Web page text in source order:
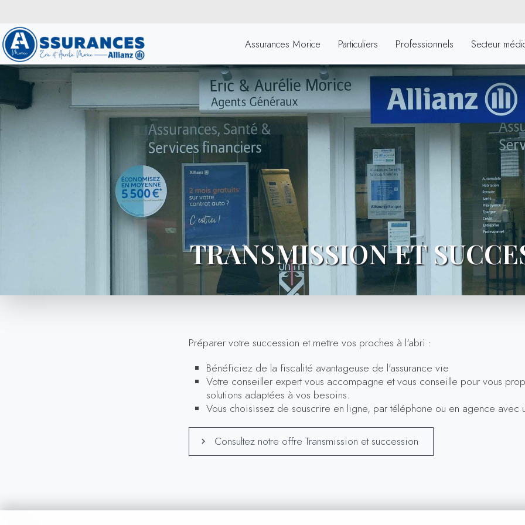
Assurances Morice Particuliers Professionnels Secteur
TRANSMISSION ET
Préparer votre succession et mettre vos proches à l'abri :
Bénéficiez de la fiscalité avantageuse de l'assurance vie
Votre conseiller expert vous accompagne et vous conseille pour vous
solutions adaptées à vos besoins.
Vous choisissez de souscrire en ligne, par téléphone ou en agence avec
Consultez notre offre Transmission et succession